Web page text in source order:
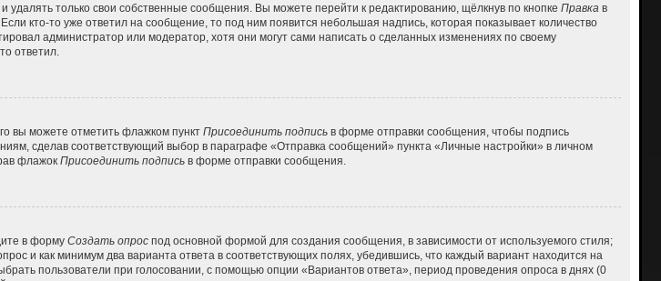
только свои собственные сообщения. Вы можете перейти к редактированию, щёлкнув по кнопке Правка в
кто-то уже ответил на сообщение, то под ним появится небольшая надпись, которая показывает количество
администратор или модератор, хотя они могут сами написать о сделанных изменениях по своему
ответил.
вы можете отметить флажком пункт Присоединить подписьв форме отправки сообщения, чтобы подпись
сделав соответствующий выбор в параграфе «Отправка сообщений» пункта «Личные настройки» в личном
флажок Присоединить подписьв форме отправки сообщения.
в форму Создать опроспод основной формой для создания сообщения, в зависимости от используемого стиля;
и как минимум два варианта ответа в соответствующих полях, убедившись, что каждый вариант находится на
пользователи при голосовании, с помощью опции «Вариантов ответа», период проведения опроса в днях (0